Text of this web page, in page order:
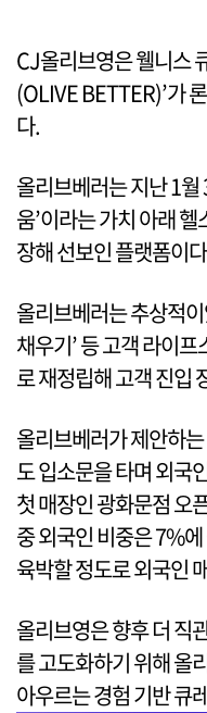
CJ올리브영은 웰니스
(OLIVE BETTER)’가
다.
올리브베러는 지난 1
움’이라는 가치 아래
장해 선보인 플랫폼이
올리브베러는 추상적이
채우기’ 등 고객 라이
로 재정립해 고객 진입
올리브베러가 제안하
도 입소문을 타며 외국
첫 매장인 광화문점 오
중 외국인 비중은 7%
육박할 정도로 외국인
올리브영은 향후 더 직
를 고도화하기 위해 올
아우르는 경험 기반 큐